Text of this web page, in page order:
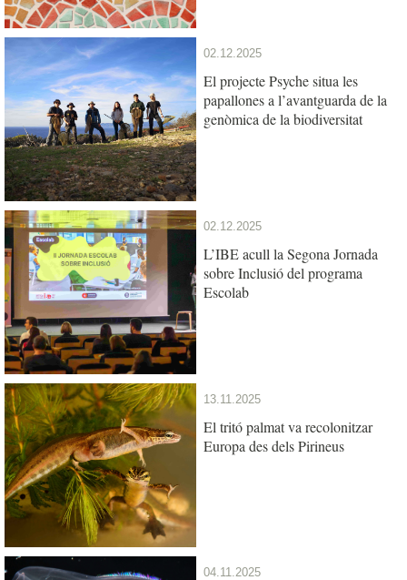
02.12.2025
El projecte Psyche situa les
papallones a l’avantguarda de la
genòmica de la biodiversitat
02.12.2025
L’IBE acull la Segona Jornada
sobre Inclusió del programa
Escolab
13.11.2025
El tritó palmat va recolonitzar
Europa des dels Pirineus
04.11.2025